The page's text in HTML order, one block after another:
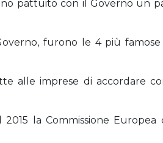
pattuito con il Governo un
furono le 4 più famose
alle imprese di accordare
la Commissione Europea